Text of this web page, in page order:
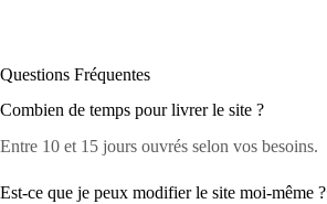
Questions Fréquentes
Combien de temps pour livrer le site ?
Entre 10 et 15 jours ouvrés selon vos besoins.
Est-ce que je peux modifier le site moi-même ?